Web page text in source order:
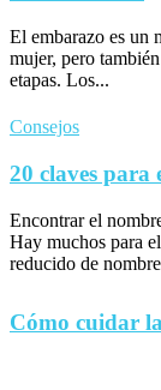
El embarazo es un
mujer, pero
etapas. Los...
Consejos
20 claves para
Encontrar el
Hay muchos para
reducido de
Cómo cuidar